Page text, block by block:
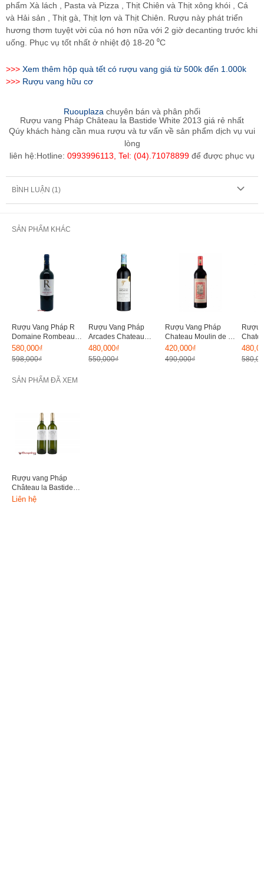
phẩm Xà lách , Pasta và Pizza , Thịt Chiên và Thịt xông khói , Cá
và Hải sản , Thịt gà, Thịt lợn và Thịt Chiên. Rượu này phát triển
hương thơm tuyệt vời của nó hơn nữa với 2 giờ decanting trước khi
uống. Phục vụ tốt nhất ở nhiệt độ 18-20 ⁰C
>>> Xem thêm hộp quà tết có rượu vang giá từ 500k đến 1.000k
>>> Rượu vang hữu cơ
Ruouplaza chuyên bán và phân phối
Rượu vang Pháp Château la Bastide White 2013 giá rẻ nhất
Qúy khách hàng cần mua rượu và tư vấn về sản phẩm dịch vụ vui
lòng
liên hệ:Hotline: 0993996113, Tel: (04).71078899 để được phục vụ
BÌNH LUẬN (1)
SẢN PHẨM KHÁC
Rượu Vang Pháp R
Domaine Rombeau
Cabernet Sauvignon
14%
580,000₫
598,000₫
Rượu Vang Pháp
Arcades Chateau
14.5%
480,000₫
550,000₫
Rượu Vang Pháp
Chateau Moulin de la
Faya 14.5%
420,000₫
490,000₫
Rượu
SẢN PHẨM ĐÃ XEM
Rượu vang Pháp
Château la Bastide
White 2013
Liên hệ